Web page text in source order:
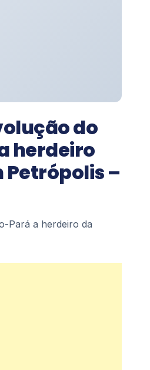
do
herdeiro
–
Pará a herdeiro da